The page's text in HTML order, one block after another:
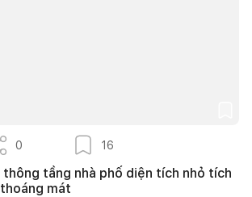
0 16
tầng nhà phố diện tích nhỏ tích
mát